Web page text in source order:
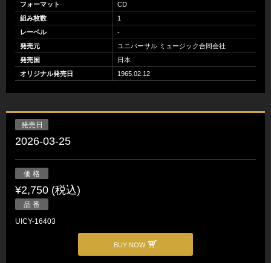
フォーマット
CD
組み枚数
1
レーベル
-
発売元
ユニバーサル ミュージック合同会社
発売国
日本
オリジナル発売日
1965.02.12
発売日
2026-03-25
価 格
¥2,750 (税込)
品 番
UICY-16403
BUY NOW